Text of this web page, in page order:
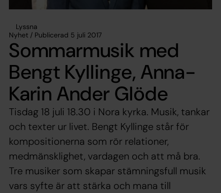
Lyssna
Nyhet / Publicerad 5 juli 2017
Sommarmusik med
Bengt Kyllinge, Anna-
Karin Ander Glöde
Tisdag 18 juli 18.30 i Nora kyrka. Musik, tankar
och texter ur livet. Bengt Kyllinge står för
kompositionerna som rör relationer,
medmänsklighet, vardagen och att må bra.
Tre musiker som skapar stämningsfull musik
vars syfte är att stärka och mana till